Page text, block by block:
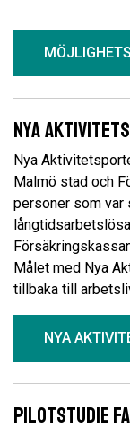
Nya
Nya
Malmö stad och
personer som var
Målet med Nya
tillbaka till
NYA
Pilotstudie